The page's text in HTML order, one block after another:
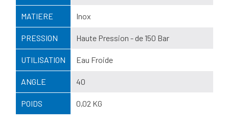
MATIERE Inox
PRESSION Haute Pression - de 150 Bar
UTILISATION Eau Froide
ANGLE 40
POIDS 0,02 KG